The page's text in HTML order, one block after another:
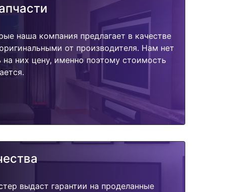
наша компания предлагает в качестве
от производителя. Нам нет
них цену, именно поэтому стоимость
выдаст гарантии на проделанные